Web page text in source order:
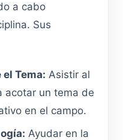
a cabo
Sus
Tema: Asistir al
acotar un tema de
en el campo.
Ayudar en la